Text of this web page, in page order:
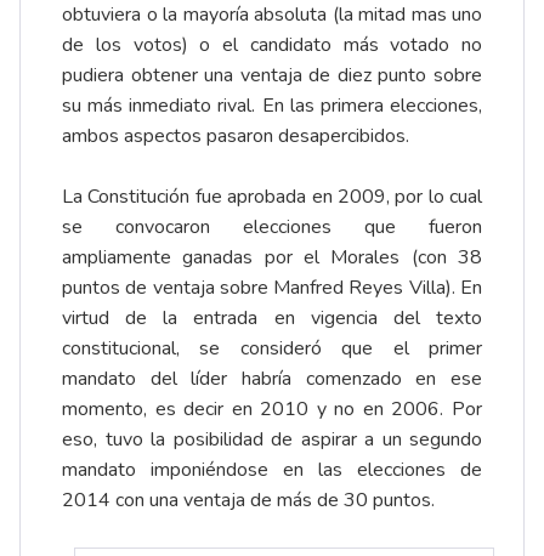
obtuviera o la mayoría absoluta (la mitad mas uno
de los votos) o el candidato más votado no
pudiera obtener una ventaja de diez punto sobre
su más inmediato rival. En las primera elecciones,
ambos aspectos pasaron desapercibidos.
La Constitución fue aprobada en 2009, por lo cual
se convocaron elecciones que fueron
ampliamente ganadas por el Morales (con 38
puntos de ventaja sobre Manfred Reyes Villa). En
virtud de la entrada en vigencia del texto
constitucional, se consideró que el primer
mandato del líder habría comenzado en ese
momento, es decir en 2010 y no en 2006. Por
eso, tuvo la posibilidad de aspirar a un segundo
mandato imponiéndose en las elecciones de
2014 con una ventaja de más de 30 puntos.